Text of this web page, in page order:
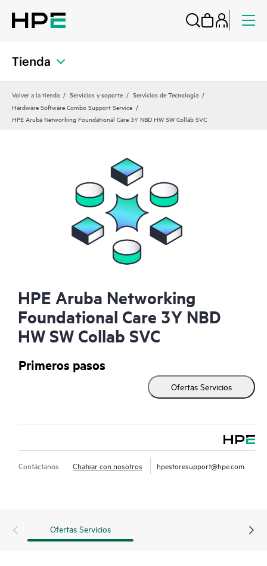
Tienda
Volver a la tienda Servicios y soporte
Servicios de Tecnología
Hardware Software Combo Support Service
HPE Aruba Networking Foundational Care 3Y NBD HW SW Collab SVC
HPE Aruba Networking
Foundational Care 3Y NBD
HW SW Collab SVC
Primeros pasos
Ofertas Servicios
Contáctanos Chatear con nosotros hpestoresupport@hpe.com
Ofertas Servicios